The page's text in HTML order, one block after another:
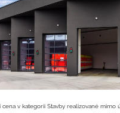
cena v kategorii Stavby realizované mimo